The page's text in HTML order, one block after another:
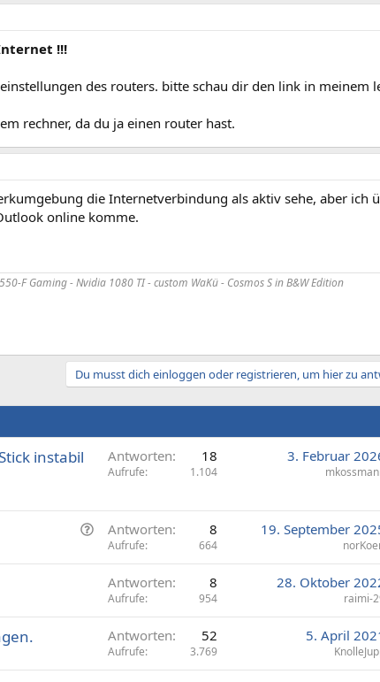
!!!
des routers. bitte schau dir den link in meinem
rechner, da du ja einen router hast.
die Internetverbindung als aktiv sehe, aber ich
online komme.
F Gaming - Nvidia 1080 TI - custom WaKü - Cosmos S in B&W Edition
Du musst dich einloggen oder registrieren, um hier zu
instabil
Antworten 18
Aufrufe 1.104
3. Februar
F
a
Antworten 8
Aufrufe 664
19. September
Antworten 8
Aufrufe 954
28. Oktober
raimi-
Antworten 52
Aufrufe 3.769
5. April